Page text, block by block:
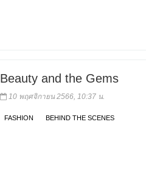
Beauty and the Gems
10 พฤศจิกายน 2566, 10:37 น.
FASHION BEHIND THE SCENES